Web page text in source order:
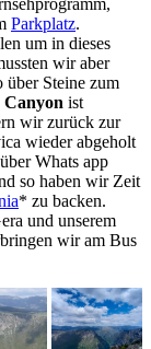
Parkplatz.
um in dieses
wir aber
über Steine zum
Canyon ist
wir zurück zur
wieder abgeholt
Whats app
so haben wir Zeit
* zu backen.
und unserem
wir am Bus